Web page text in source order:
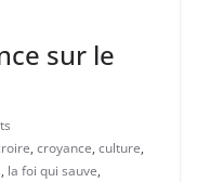
sur le
, croyance, culture,
, la foi qui sauve,